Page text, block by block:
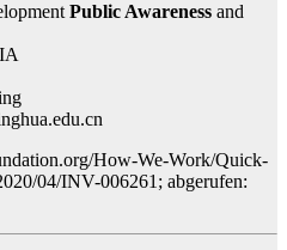
Public Awareness and
How-We-Work/Quick-
04/INV-006261; abgerufen: